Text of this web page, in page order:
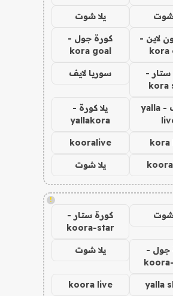
شوت يلا شوت
لاين -
kora
كورة جول -
kora goal
ستار -
kora
سوريا لايف
يلا لايف - yalla
يلا كورة -
yallakora
kora
kooralive
يلا شوت
!
شوت
كورة ستار -
koora-star
جول -
يلا شوت
yalla
koora live